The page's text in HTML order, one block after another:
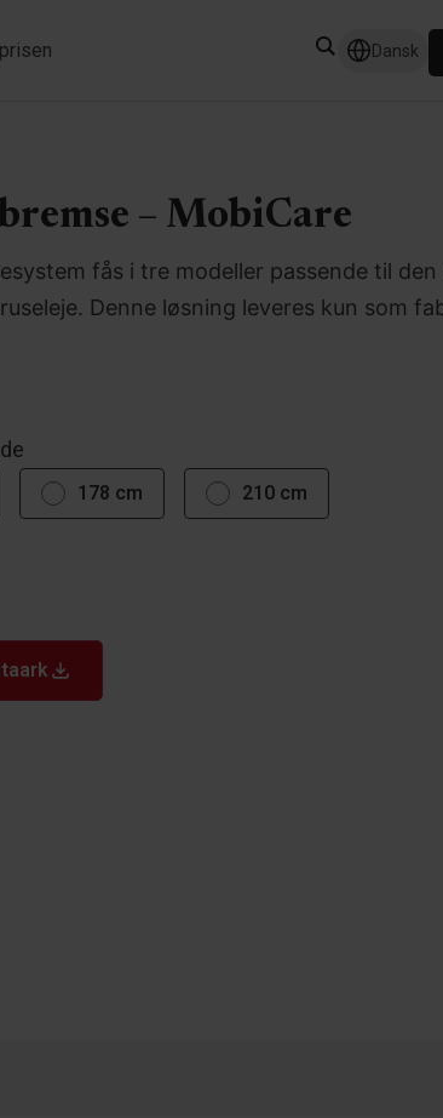
Dansk
– MobiCare
fås i tre modeller passende til
Denne løsning leveres kun som
178 cm 210 cm